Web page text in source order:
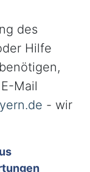
des
Hilfe
Mail
- wir